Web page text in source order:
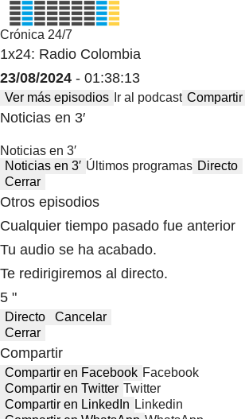
Crónica 24/7
1x24: Radio Colombia
23/08/2024 - 01:38:13
Ver más episodios Ir al podcast Compartir
Noticias en 3′
Noticias en 3′
Noticias en 3′ Últimos programas Directo
Cerrar
Otros episodios
Cualquier tiempo pasado fue anterior
Tu audio se ha acabado.
Te redirigiremos al directo.
5 "
Directo
Cancelar
Cerrar
Compartir
Compartir en Facebook Facebook
Compartir en Twitter Twitter
Compartir en LinkedIn Linkedin